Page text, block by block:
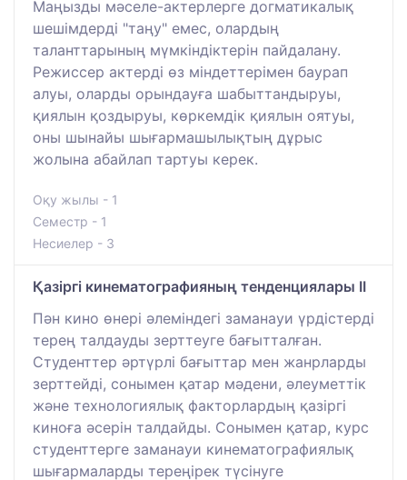
Маңызды мәселе-актерлерге догматикалық
шешімдерді "таңу" емес, олардың
таланттарының мүмкіндіктерін пайдалану.
Режиссер актерді өз міндеттерімен баурап
алуы, оларды орындауға шабыттандыруы,
қиялын қоздыруы, көркемдік қиялын оятуы,
оны шынайы шығармашылықтың дұрыс
жолына абайлап тартуы керек.
Оқу жылы - 1
Семестр - 1
Несиелер - 3
Қазіргі кинематографияның тенденциялары II
Пән кино өнері әлеміндегі заманауи үрдістерді
терең талдауды зерттеуге бағытталған.
Студенттер әртүрлі бағыттар мен жанрларды
зерттейді, сонымен қатар мәдени, әлеуметтік
және технологиялық факторлардың қазіргі
киноға әсерін талдайды. Сонымен қатар, курс
студенттерге заманауи кинематографиялық
шығармаларды тереңірек түсінуге